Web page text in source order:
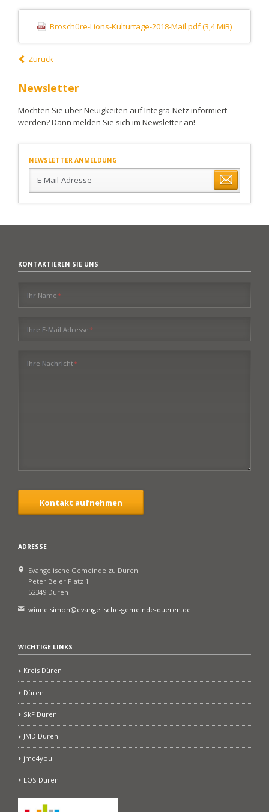
Broschüre-Lions-Kulturtage-2018-Mail.pdf(3,4 MiB)
Zurück
Newsletter
Möchten Sie über Neuigkeiten auf Integra-Netz informiert
werden? Dann melden Sie sich im Newsletter an!
NEWSLETTER ANMELDUNG
Mail-
KONTAKTIEREN SIE UNS
Pflichtfeld
Ihr Name*
Pflichtfeld
Ihre E-Mail Adresse*
Pflichtfeld
Ihre Nachricht*
Kontakt aufnehmen
ADRESSE
Evangelische Gemeinde zu Düren
Peter Beier Platz 1
52349 Düren
winne.simon@evangelische-gemeinde-dueren.de
WICHTIGE LINKS
Kreis Düren
Düren
SkF Düren
JMD Düren
jmd4you
LOS Düren